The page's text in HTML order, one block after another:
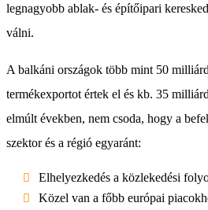
legnagyobb ablak- és építőipari
válni.
A balkáni országok több mint 50
termékexportot értek el és kb. 35
elmúlt években, nem csoda, hogy a
szektor és a régió egyaránt:
Elhelyezkedés a közlekedési
Közel van a főbb európai